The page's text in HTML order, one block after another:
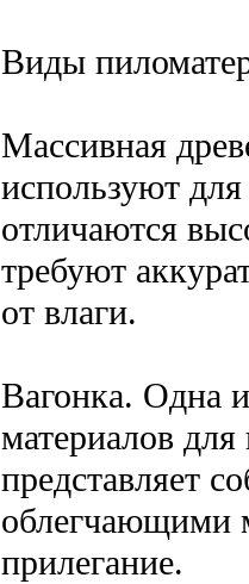
Виды
Массивная
используют
отличаются
требуют
от влаги.
Вагонка. Одна
материалов
представляет
облегчающими
прилегание.